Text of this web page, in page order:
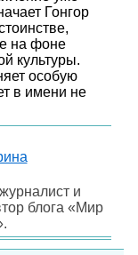
Гонгор
на фоне
культуры.
особую
в имени не
и
блога «Мир